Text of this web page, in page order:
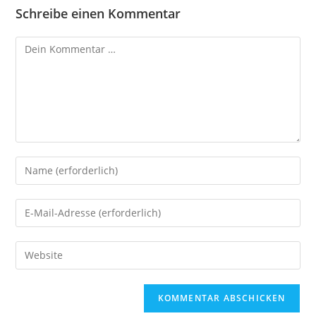
Schreibe einen Kommentar